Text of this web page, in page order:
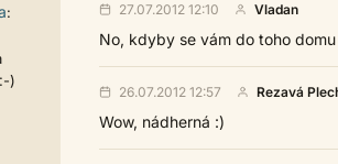
:
)
27.07.2012 12:10 Vladan
No, kdyby se vám do toho
26.07.2012 12:57 Rezavá
Wow, nádherná :)